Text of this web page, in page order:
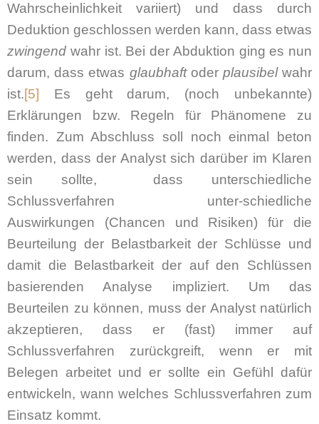
Wahrscheinlichkeit variiert) und dass durch
Deduktion geschlossen werden kann, dass etwas
zwingend wahr ist. Bei der Abduktion ging es nun
darum, dass etwas glaubhaftoder plausibelwahr
ist.[5] Es geht darum, (noch unbekannte)
Erklärungen bzw. Regeln für Phänomene zu
finden. Zum Abschluss soll noch einmal beton
werden, dass der Analyst sich darüber im Klaren
sein sollte, dass unterschiedliche
Schlussverfahren unter-schiedliche
Auswirkungen (Chancen und Risiken) für die
Beurteilung der Belastbarkeit der Schlüsse und
damit die Belastbarkeit der auf den Schlüssen
basierenden Analyse impliziert. Um das
Beurteilen zu können, muss der Analyst natürlich
akzeptieren, dass er (fast) immer auf
Schlussverfahren zurückgreift, wenn er mit
Belegen arbeitet und er sollte ein Gefühl dafür
entwickeln, wann welches Schlussverfahren zum
Einsatz kommt.